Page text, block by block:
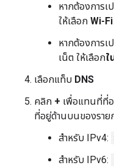
หากต้องการเ
ให้เลือก Wi-Fi
หากต้องการเ
เน็ต ให้เลือกใ
เลือกแท็บ DNS
คลิก + เพื่อแทนที่ที่
ที่อยู่ด้านบนของราย
สำหรับ IPv4:
สำหรับ IPv6: